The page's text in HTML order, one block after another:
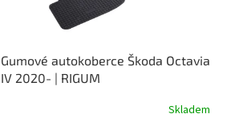
Gumové autokoberce Škoda Octavia
IV 2020- | RIGUM
Skladem